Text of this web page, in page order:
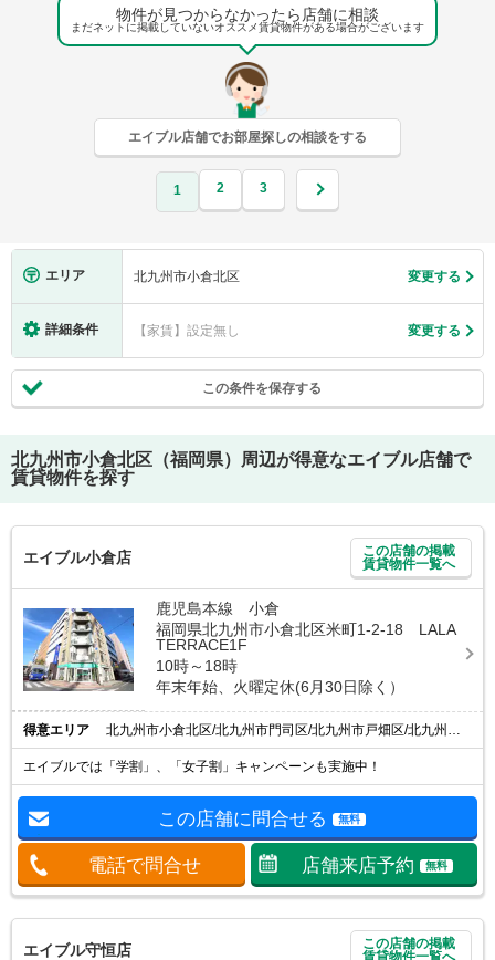
物件が見つからなかったら店舗に相談
まだネットに掲載していないオススメ賃貸物件がある場合がございます
エイブル店舗でお部屋探しの相談をする
1 2 3
エリア 北九州市小倉北区 変更する
詳細条件 【家賃】設定無し 変更する
この条件を保存する
北九州市小倉北区（福岡県）
周辺が得意なエイブル店舗で
賃貸物件を探す
エイブル小倉店
この店舗の掲載
賃貸物件一覧へ
鹿児島本線 小倉
福岡県北九州市小倉北区米町1-2-18 LALA
TERRACE1F
10時～18時
年末年始、火曜定休(6月30日除く）
得意エリア 北九州市小倉北区/北九州市門司区/北九州市戸畑区/北九州市小倉南区/小倉駅
エイブルでは「学割」、「女子割」キャンペーンも実施中！
この店舗に問合せる 無料
電話で問合せ 店舗来店予約 無料
エイブル守恒店
この店舗の掲載
賃貸物件一覧へ